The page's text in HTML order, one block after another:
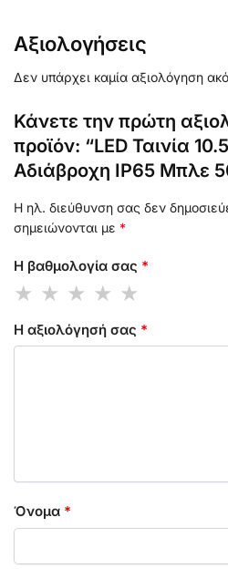
Αξιολογήσεις
Δεν υπάρχει καμία αξιολόγηση
Κάνετε την πρώτη
προϊόν: “LED Ταινία
Αδιάβροχη IP65 Μπλε
Η ηλ. διεύθυνση σας δεν
σημειώνονται με *
Η βαθμολογία σας *
Η αξιολόγησή σας *
Όνομα *